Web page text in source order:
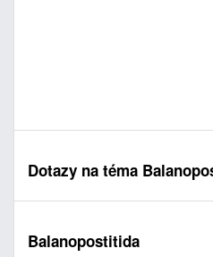
Dotazy na téma
Balanopostitida